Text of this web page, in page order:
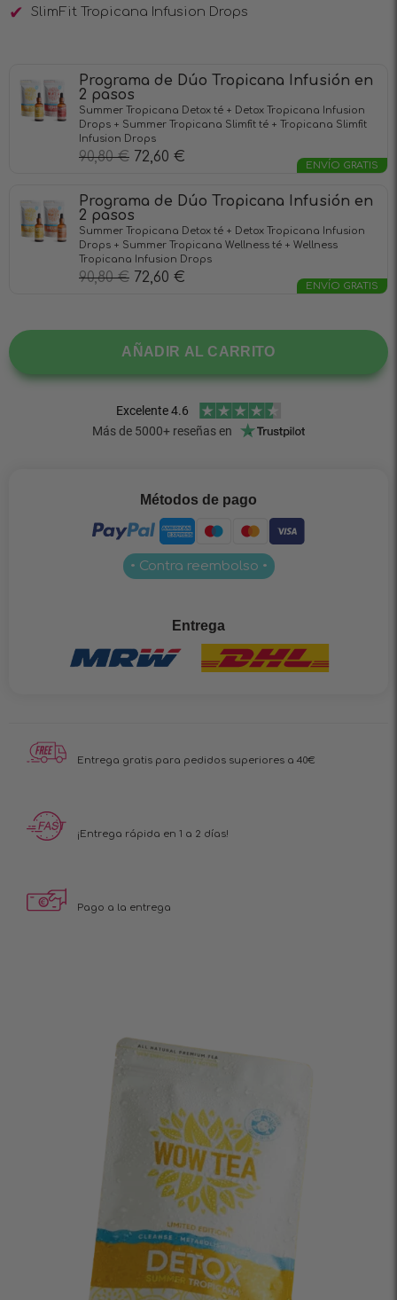
SlimFit Tropicana Infusion Drops
Programa de Dúo Tropicana Infusión en
2 pasos
Summer Tropicana Detox té + Detox Tropicana Infusion
Drops + Summer Tropicana Slimfit té + Tropicana Slimfit
Infusion Drops
90,80€ 72,60 €
ENVÍO GRATIS
Programa de Dúo Tropicana Infusión en
2 pasos
Summer Tropicana Detox té + Detox Tropicana Infusion
Drops + Summer Tropicana Wellness té + Wellness
Tropicana Infusion Drops
90,80€ 72,60 €
ENVÍO GRATIS
AÑADIR AL CARRITO
Métodos de pago
• Contra reembolso •
Entrega
Entrega gratis para pedidos superiores a 40€
¡Entrega rápida en 1 a 2 días!
Pago a la entrega